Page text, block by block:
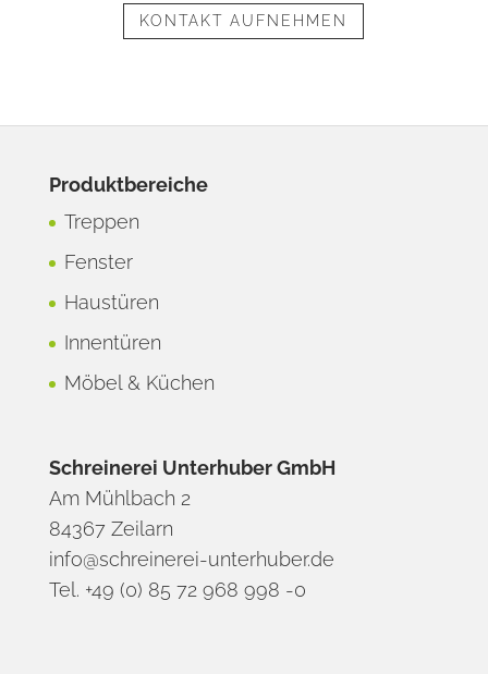
KONTAKT AUFNEHMEN
Produktbereiche
Treppen
Fenster
Haustüren
Innentüren
Möbel & Küchen
Schreinerei Unterhuber GmbH
Am Mühlbach 2
84367 Zeilarn
info@schreinerei-unterhuber.de
Tel. +49 (0) 85 72 968 998 -0